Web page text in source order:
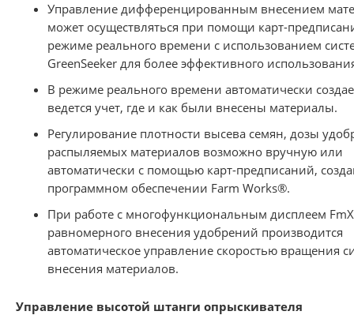
Управление дифференцированным внесением
может осуществляться при помощи карт-
режиме реального времени с использованием
GreenSeeker для более эффективного
В режиме реального времени автоматически
ведется учет, где и как были внесены материалы.
Регулирование плотности высева семян, дозы
распыляемых материалов возможно вручную или
автоматически с помощью карт-предписаний,
программном обеспечении Farm Works®.
При работе с многофункциональным дисплеем
равномерного внесения удобрений производится
автоматическое управление скоростью вращения
внесения материалов.
Управление высотой штанги опрыскивателя